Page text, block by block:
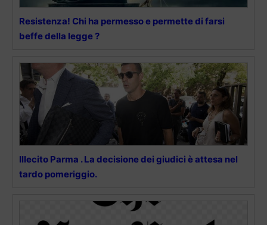
Resistenza! Chi ha permesso e permette di farsi
beffe della legge ?
Illecito Parma . La decisione dei giudici è attesa nel
tardo pomeriggio.